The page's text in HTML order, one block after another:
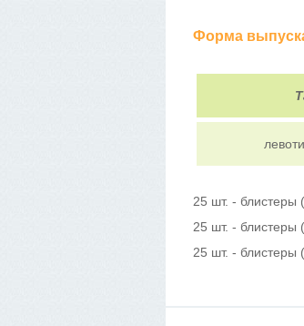
Форма
25 шт. - блистеры
25 шт. - блистеры
25 шт. - блистеры